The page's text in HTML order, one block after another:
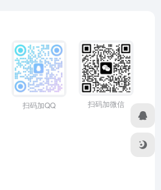
扫码加QQ 扫码加微信